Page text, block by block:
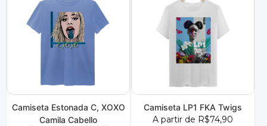
Camiseta Estonada C, XOXO
Camila Cabello
Camiseta LP1 FKA Twigs
A partir de R$74,90